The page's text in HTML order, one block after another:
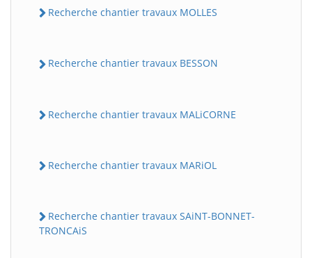
Recherche chantier travaux MOLLES
Recherche chantier travaux BESSON
Recherche chantier travaux MALiCORNE
Recherche chantier travaux MARiOL
Recherche chantier travaux SAiNT-BONNET-
TRONCAiS